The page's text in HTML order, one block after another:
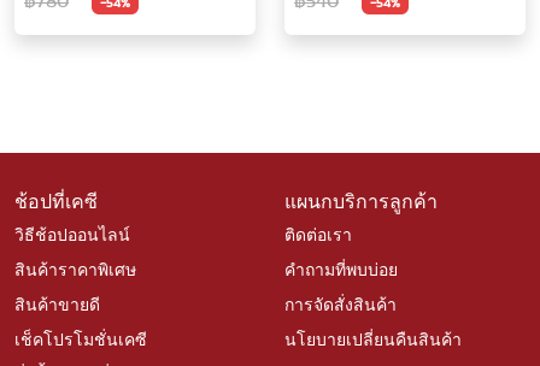
-54% -54%
ช้อปที่เคซี
วิธีช้อปออนไลน์
สินค้าราคาพิเศษ
สินค้าขายดี
เช็คโปรโมชั่นเคซี
แผนกบริการลูกค้า
ติดต่อเรา
คำถามที่พบบ่อย
การจัดสั่งสินค้า
นโยบายเปลี่ยนคืนสินค้า